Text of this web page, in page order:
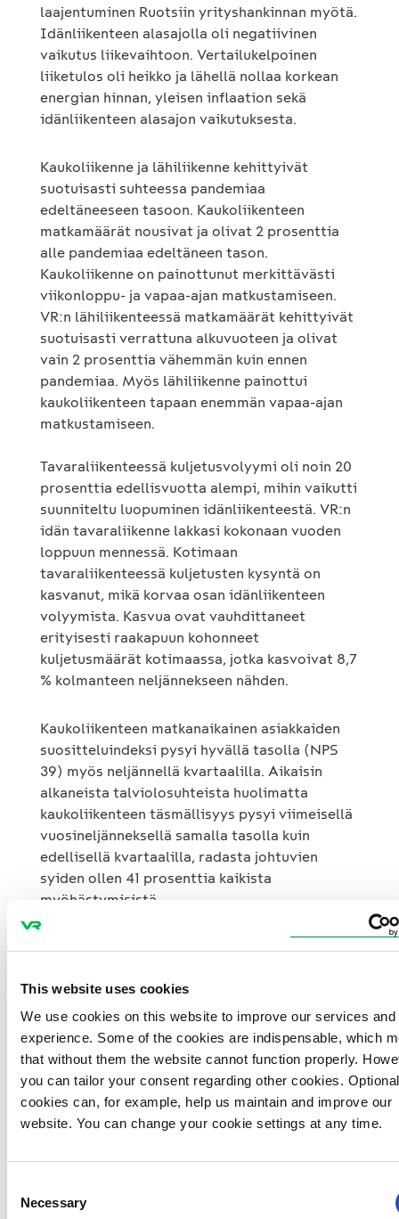
This website uses cookies
We use cookies on this website to improve our services and
experience. Some of the cookies are indispensable, which
that without them the website cannot function properly.
you can tailor your consent regarding other cookies. Optional
cookies can, for example, help us maintain and improve our
website. You can change your cookie settings at any time.
Selection
Necessary
laajentuminen Ruotsiin yrityshankinnan myötä.
Idänliikenteen alasajolla oli negatiivinen
vaikutus liikevaihtoon. Vertailukelpoinen
liiketulos oli heikko ja lähellä nollaa korkean
energian hinnan, yleisen inflaation sekä
idänliikenteen alasajon vaikutuksesta.
Kaukoliikenne ja lähiliikenne kehittyivät
suotuisasti suhteessa pandemiaa
edeltäneeseen tasoon. Kaukoliikenteen
matkamäärät nousivat ja olivat 2 prosenttia
alle pandemiaa edeltäneen tason.
Kaukoliikenne on painottunut merkittävästi
viikonloppu- ja vapaa-ajan matkustamiseen.
VR:n lähiliikenteessä matkamäärät kehittyivät
suotuisasti verrattuna alkuvuoteen ja olivat
vain 2 prosenttia vähemmän kuin ennen
pandemiaa. Myös lähiliikenne painottui
kaukoliikenteen tapaan enemmän vapaa-ajan
matkustamiseen.
Tavaraliikenteessä kuljetusvolyymi oli noin 20
prosenttia edellisvuotta alempi, mihin vaikutti
suunniteltu luopuminen idänliikenteestä. VR:n
idän tavaraliikenne lakkasi kokonaan vuoden
loppuun mennessä. Kotimaan
tavaraliikenteessä kuljetusten kysyntä on
kasvanut, mikä korvaa osan idänliikenteen
volyymista. Kasvua ovat vauhdittaneet
erityisesti raakapuun kohonneet
kuljetusmäärät kotimaassa, jotka kasvoivat 8,7
% kolmanteen neljännekseen nähden.
Kaukoliikenteen matkanaikainen asiakkaiden
suositteluindeksi pysyi hyvällä tasolla (NPS
39) myös neljännellä kvartaalilla. Aikaisin
alkaneista talviolosuhteista huolimatta
kaukoliikenteen täsmällisyys pysyi viimeisellä
vuosineljänneksellä samalla tasolla kuin
edellisellä kvartaalilla, radasta johtuvien
syiden ollen 41 prosenttia kaikista
myöhästymisistä.
Katsauskaudella jatkoimme
vuoksi. Lokakuussa teimme päätöksen hankkia
20 uutta lähijunayksikköä Stadlerilta noin 250
miljoonalla eurolla.
Toimintaympäristön haasteet vaikuttivat
kolmatta vuotta negatiivisesti VR:n
liiketoimintaan korkean energian hinnan,
vaikutusten sekä Venäjän hyökkäyssodan
Helsingin ja Pietarin välillä Allegro-junilla